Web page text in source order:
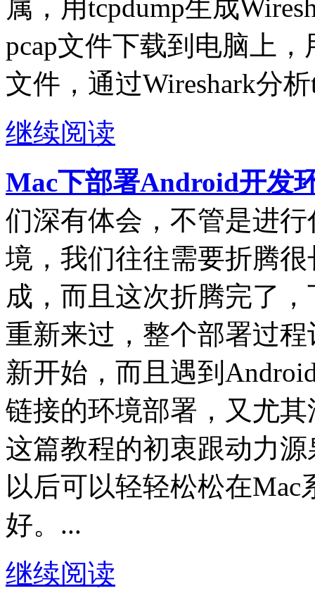
属，用tcpdump生成
pcap文件下载到电脑上，
文件，通过Wireshark分
继续阅读
Mac下部署Android开发
们深有体会，不管是进
境，我们往往需要折腾
成，而且这次折腾完了
重新来过，整个部署过
新开始，而且遇到
链接的环境部署，又尤
这篇教程的初衷跟动力
以后可以轻轻松松在
好。...
继续阅读